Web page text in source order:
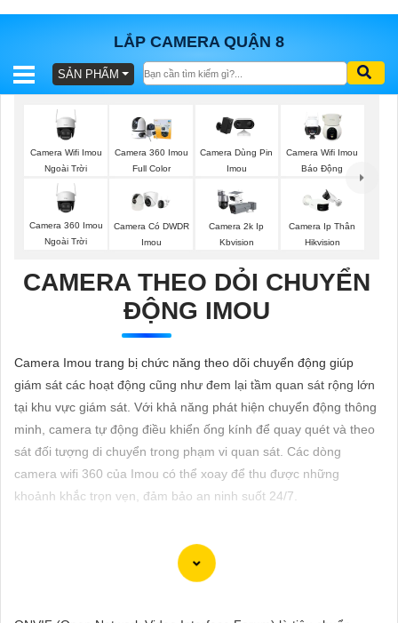
LẮP CAMERA QUẬN 8
BÁO
TRỌN
GÓI
SẢN
LẮP
ĐẶT
PHỤ
KIỆN
SẢN PHẨM
Camera Wifi Imou
Ngoài Trời
Camera 360 Imou
Full Color
Camera Dùng Pin
Imou
Camera Wifi Imou
Báo Động
Camera 360 Imou
Ngoài Trời
Camera Có DWDR
Imou
Camera 2k Ip
Kbvision
Camera Ip Thân
Hikvision
CAMERA THEO DỎI CHUYỂN
ĐỘNG IMOU
Camera Imou trang bị chức năng theo dõi chuyển động giúp
giám sát các hoạt động cũng như đem lại tầm quan sát rộng lớn
tại khu vực giám sát. Với khả năng phát hiện chuyển động thông
minh, camera tự động điều khiển ống kính để quay quét và theo
sát đối tượng di chuyển trong phạm vi quan sát. Các dòng
camera wifi 360 của Imou có thể xoay để thu được những
khoảnh khắc trọn vẹn, đảm bảo an ninh suốt 24/7.